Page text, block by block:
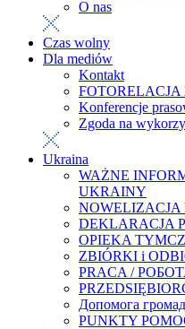
O nas
Czas wolny
Dla mediów
Kontakt
Konferencje
Zgoda na
Ukraina
WAŻNE
UKRAINY
NOWELIZACJA
DEKLARACJA
OPIEKA
ZBIÓRKI i
PRACA /
Допомога
PUNKTY